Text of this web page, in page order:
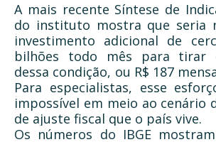
A mais recente Síntese de
do instituto mostra que seria
investimento adicional de
bilhões todo mês para tirar
dessa condição, ou R$ 187
Para especialistas, esse
impossível em meio ao cenário
de ajuste fiscal que o país vive.
Os números do IBGE